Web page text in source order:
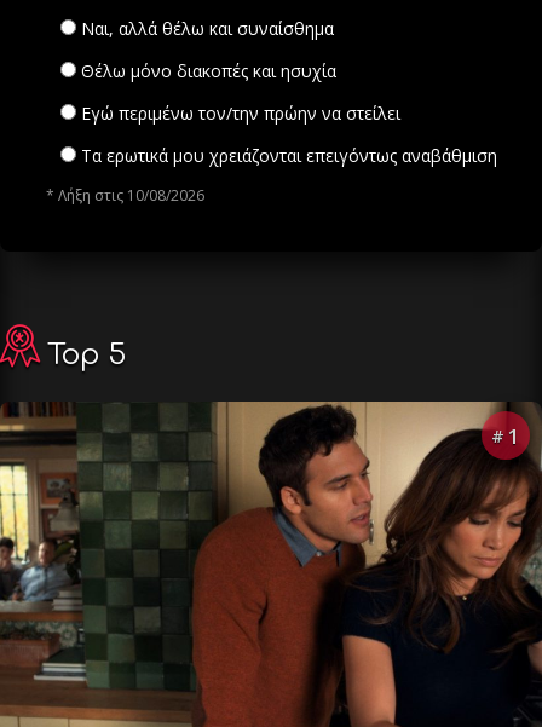
Ναι, αλλά θέλω και συναίσθημα
Θέλω μόνο διακοπές και ησυχία
Εγώ περιμένω τον/την πρώην να στείλει
Τα ερωτικά μου χρειάζονται επειγόντως αναβάθμιση
* Λήξη στις 10/08/2026
Top 5
# 1